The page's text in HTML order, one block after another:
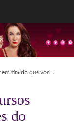
que você deseja
do